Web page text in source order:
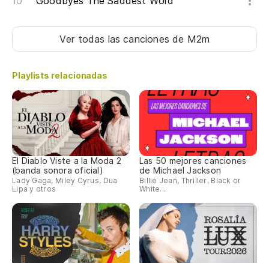
Ver todas las cancionesde M2m
Playlists relacionadas
El Diablo Viste a la Moda 2
(banda sonora oficial)
Lady Gaga, Miley Cyrus, Dua
Lipa y otros
Las 50 mejores canciones
de Michael Jackson
Billie Jean, Thriller, Black or
White...